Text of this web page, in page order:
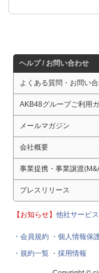
ヘルプ / お問い合わせ
よくある質問・お問い
AKB48グループご利用
メールマガジン
会社概要
事業提携・事業譲渡
プレスリリース
【お知らせ】他社サービ
・会員規約 ・個人情報保
・規約一覧 ・採用情報